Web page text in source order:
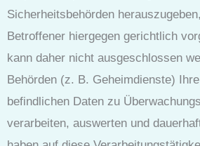
Sicherheitsbehörden
Betroffener hiergegen gerichtlich
kann daher nicht ausgeschlossen
Behörden (z. B. Geheimdienste)
befindlichen Daten zu
verarbeiten, auswerten und